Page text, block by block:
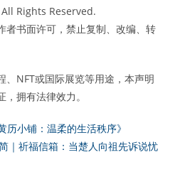
Rights Reserved.
者书面许可，禁止复制、改编、转
、NFT或国际展览等用途，本声明
拥有法律效力。
历小铺：温柔的生活秩序》
简｜祈福信箱：当楚人向祖先诉说忧